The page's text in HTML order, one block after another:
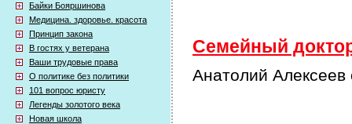
Байки Бояршинова
Медицина. здоровье. красота
Принцип закона
В гостях у ветерана
Ваши трудовые права
О политике без политики
101 вопрос юристу
Легенды золотого века
Новая школа
Семейный
Анатолий Алексеев